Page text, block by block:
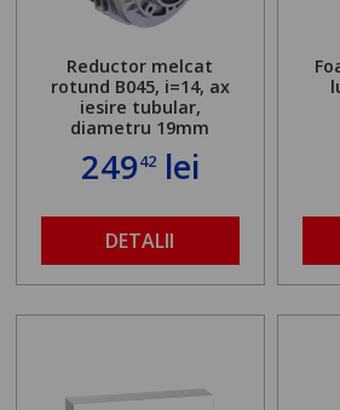
Reductor melcat
rotund B045, i=14, ax
iesire tubular,
diametru 19mm
24942lei
DETALII